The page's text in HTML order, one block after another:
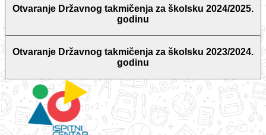
Otvaranje Državnog takmičenja za školsku 2024/2025.
godinu
Otvaranje Državnog takmičenja za školsku 2023/2024.
godinu